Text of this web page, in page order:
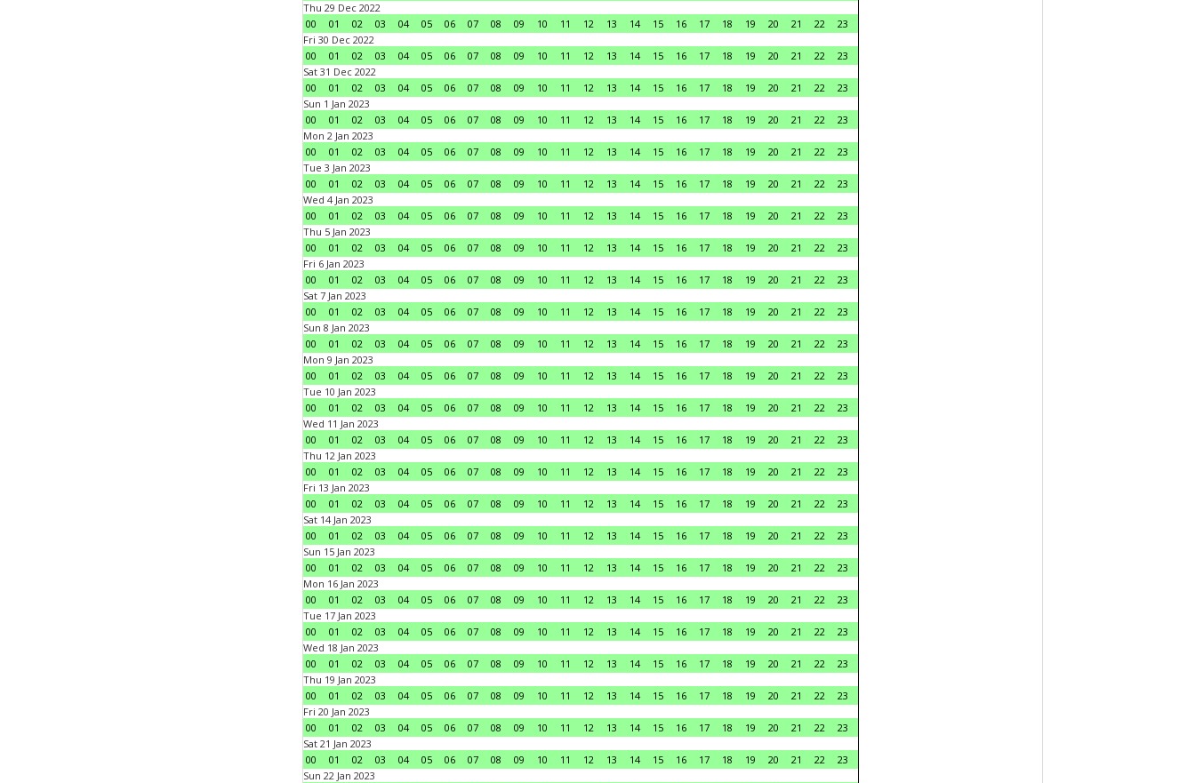
Thu 29 Dec 2022
00
01 02 03 04 05 06 07 08 09 10 11 12 13 14 15 16 17 18 19 20 21 22
23
Fri 30 Dec 2022
00
01 02 03 04 05 06 07 08 09 10 11 12 13 14 15 16 17 18 19 20 21 22
23
Sat 31 Dec 2022
00
01 02 03 04 05 06 07 08 09 10 11 12 13 14 15 16 17 18 19 20 21 22
23
Sun 1 Jan 2023
00
01 02 03 04 05 06 07 08 09 10 11 12 13 14 15 16 17 18 19 20 21 22
23
Mon 2 Jan 2023
00
01 02 03 04 05 06 07 08 09 10 11 12 13 14 15 16 17 18 19 20 21 22
23
Tue 3 Jan 2023
00
01 02 03 04 05 06 07 08 09 10 11 12 13 14 15 16 17 18 19 20 21 22
23
Wed 4 Jan 2023
00
01 02 03 04 05 06 07 08 09 10 11 12 13 14 15 16 17 18 19 20 21 22
23
Thu 5 Jan 2023
00
01 02 03 04 05 06 07 08 09 10 11 12 13 14 15 16 17 18 19 20 21 22
23
Fri 6 Jan 2023
00
01 02 03 04 05 06 07 08 09 10 11 12 13 14 15 16 17 18 19 20 21 22
23
Sat 7 Jan 2023
00
01 02 03 04 05 06 07 08 09 10 11 12 13 14 15 16 17 18 19 20 21 22
23
Sun 8 Jan 2023
00
01 02 03 04 05 06 07 08 09 10 11 12 13 14 15 16 17 18 19 20 21 22
23
Mon 9 Jan 2023
00
01 02 03 04 05 06 07 08 09 10 11 12 13 14 15 16 17 18 19 20 21 22
23
Tue 10 Jan 2023
00
01 02 03 04 05 06 07 08 09 10 11 12 13 14 15 16 17 18 19 20 21 22
23
Wed 11 Jan 2023
00
01 02 03 04 05 06 07 08 09 10 11 12 13 14 15 16 17 18 19 20 21 22
23
Thu 12 Jan 2023
00
01 02 03 04 05 06 07 08 09 10 11 12 13 14 15 16 17 18 19 20 21 22
23
Fri 13 Jan 2023
00
01 02 03 04 05 06 07 08 09 10 11 12 13 14 15 16 17 18 19 20 21 22
23
Sat 14 Jan 2023
00
01 02 03 04 05 06 07 08 09 10 11 12 13 14 15 16 17 18 19 20 21 22
23
Sun 15 Jan 2023
00
01 02 03 04 05 06 07 08 09 10 11 12 13 14 15 16 17 18 19 20 21 22
23
Mon 16 Jan 2023
00
01 02 03 04 05 06 07 08 09 10 11 12 13 14 15 16 17 18 19 20 21 22
23
Tue 17 Jan 2023
00
01 02 03 04 05 06 07 08 09 10 11 12 13 14 15 16 17 18 19 20 21 22
23
Wed 18 Jan 2023
00
01 02 03 04 05 06 07 08 09 10 11 12 13 14 15 16 17 18 19 20 21 22
23
Thu 19 Jan 2023
00
01 02 03 04 05 06 07 08 09 10 11 12 13 14 15 16 17 18 19 20 21 22
23
Fri 20 Jan 2023
00
01 02 03 04 05 06 07 08 09 10 11 12 13 14 15 16 17 18 19 20 21 22
23
Sat 21 Jan 2023
00
01 02 03 04 05 06 07 08 09 10 11 12 13 14 15 16 17 18 19 20 21 22
23
Sun 22 Jan 2023